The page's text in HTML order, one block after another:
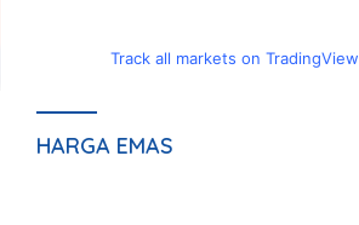
Track all markets on TradingView
HARGA EMAS